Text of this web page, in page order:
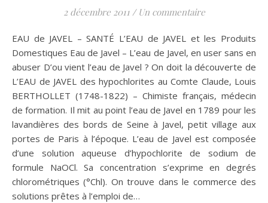
2 décembre 2011 / Un commentaire
EAU de JAVEL – SANTÉ L’EAU de JAVEL et les Produits
Domestiques Eau de Javel – L’eau de Javel, en user sans en
abuser D’ou vient l’eau de Javel ? On doit la découverte de
L’EAU de JAVEL des hypochlorites au Comte Claude, Louis
BERTHOLLET (1748-1822) – Chimiste français, médecin
de formation. Il mit au point l’eau de Javel en 1789 pour les
lavandières des bords de Seine à Javel, petit village aux
portes de Paris à l’époque. L’eau de Javel est composée
d’une solution aqueuse d’hypochlorite de sodium de
formule NaOCl. Sa concentration s’exprime en degrés
chlorométriques (°Chl). On trouve dans le commerce des
solutions prêtes à l’emploi de…